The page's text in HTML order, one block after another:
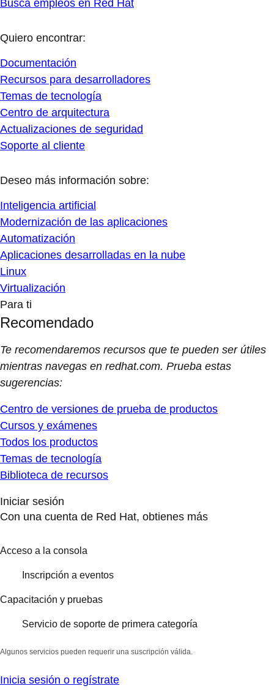
Busca empleos en Red Hat
Quiero encontrar:
Documentación
Recursos para desarrolladores
Temas de tecnología
Centro de arquitectura
Actualizaciones de seguridad
Soporte al cliente
Deseo más información sobre:
Inteligencia artificial
Modernización de las aplicaciones
Automatización
Aplicaciones desarrolladas en la nube
Linux
Virtualización
Para ti
Recomendado
Te recomendaremos recursos que te pueden ser útiles
mientras navegas en redhat.com. Prueba estas
sugerencias:
Centro de versiones de prueba de productos
Cursos y exámenes
Todos los productos
Temas de tecnología
Biblioteca de recursos
Iniciar sesión
Con una cuenta de Red Hat, obtienes más
Acceso a la consola
Inscripción a eventos
Capacitación y pruebas
Servicio de soporte de primera categoría
Algunos servicios pueden requerir una suscripción válida.
Inicia sesión o regístrate